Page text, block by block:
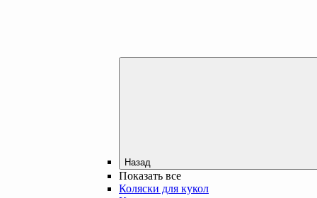
Назад
Показать все
Коляски для кукол